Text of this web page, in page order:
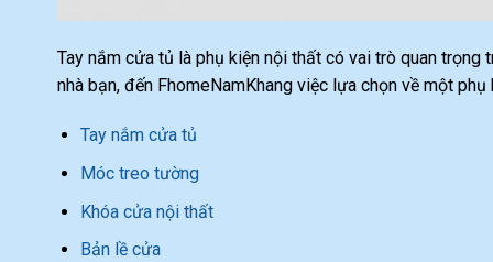
Tay nắm cửa tủ là phụ kiện nội thất có vai trò quan
nhà bạn, đến FhomeNamKhang việc lựa chọn về một
Tay nắm cửa tủ
Móc treo tường
Khóa cửa nội thất
Bản lề cửa